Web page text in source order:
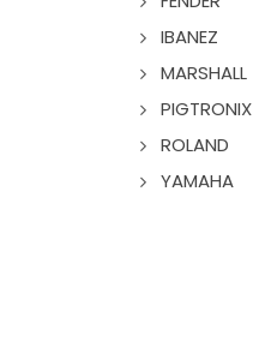
IBANEZ
MARSHALL
PIGTRONIX
ROLAND
YAMAHA